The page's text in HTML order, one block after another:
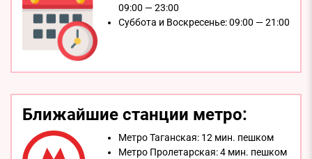
09:00 — 23:00
Суббота и Воскресенье:09:00 — 21:00
Ближайшие станции метро:
Метро Таганская: 12 мин. пешком
Метро Пролетарская:4 мин. пешком